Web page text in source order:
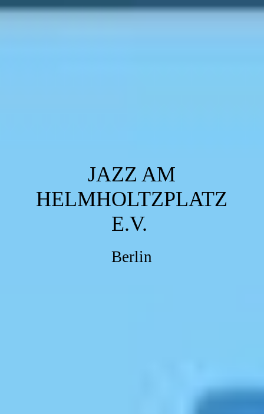
JAZZ AM
HELMHOLTZPLATZ
E.V.
Berlin